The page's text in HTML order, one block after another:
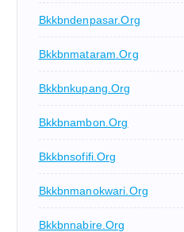
Bkkbndenpasar.org
Bkkbnmataram.org
Bkkbnkupang.org
Bkkbnambon.org
Bkkbnsofifi.org
Bkkbnmanokwari.org
Bkkbnnabire.org